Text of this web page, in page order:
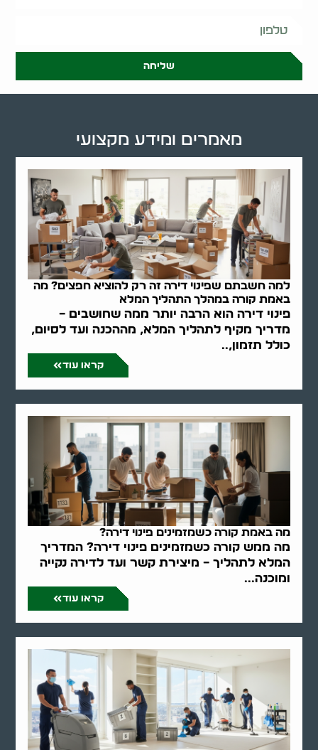
שליחה
למה חשבתם שפינוי דירה זה רק להוציא חפצים? מה
באמת קורה במהלך התהליך המלא
פינוי דירה הוא הרבה יותר ממה שחושבים –
מדריך מקיף לתהליך המלא, מההכנה ועד לסיום,
כולל תזמון,..
קראו עוד
מה באמת קורה כשמזמינים פינוי דירה?
מה ממש קורה כשמזמינים פינוי דירה? המדריך
המלא לתהליך – מיצירת קשר ועד לדירה נקייה
ומוכנה...
קראו עוד
מאמרים ומידע מקצועי